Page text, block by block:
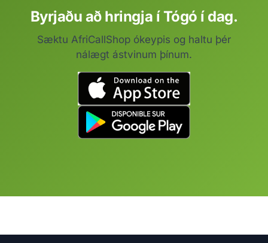
Byrjaðu að hringja í Tógó í dag.
Sæktu AfriCallShop ókeypis og haltu þér
nálægt ástvinum þínum.